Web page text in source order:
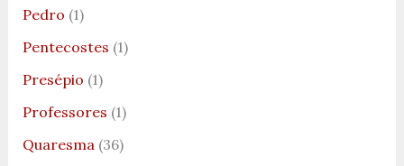
Pedro (1)
Pentecostes (1)
Presépio (1)
Professores (1)
Quaresma (36)